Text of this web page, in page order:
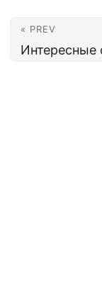
« PREV
Интересные